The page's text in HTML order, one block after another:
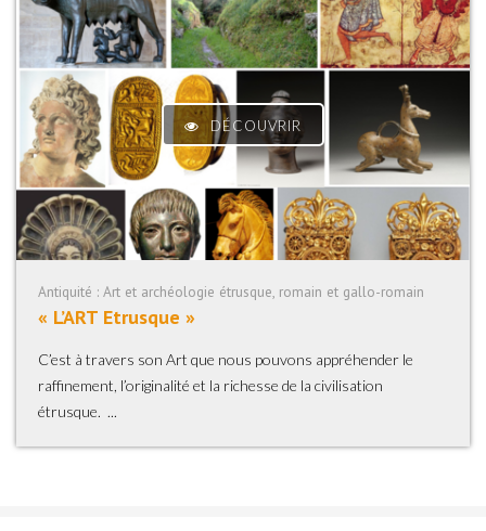
DÉCOUVRIR
Antiquité : Art et archéologie étrusque, romain et gallo-romain
« L’ART Etrusque »
C’est à travers son Art que nous pouvons appréhender le
raffinement, l’originalité et la richesse de la civilisation
étrusque. ...